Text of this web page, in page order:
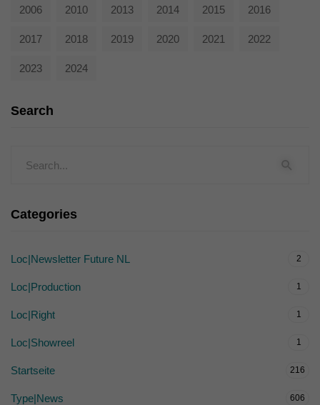
2006 2010 2013 2014 2015 2016
2017 2018 2019 2020 2021 2022
2023 2024
Search
Categories
Loc|Newsletter Future NL 2
Loc|Production 1
Loc|Right 1
Loc|Showreel 1
Startseite 216
Type|News 606